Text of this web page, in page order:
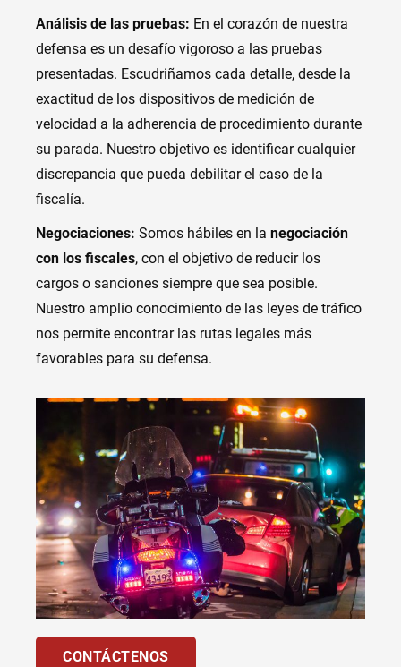
Análisis de las pruebas: En el corazón de nuestra
defensa es un desafío vigoroso a las pruebas
presentadas. Escudriñamos cada detalle, desde la
exactitud de los dispositivos de medición de
velocidad a la adherencia de procedimiento durante
su parada. Nuestro objetivo es identificar cualquier
discrepancia que pueda debilitar el caso de la
fiscalía.
Negociaciones: Somos hábiles en la negociación
con los fiscales, con el objetivo de reducir los
cargos o sanciones siempre que sea posible.
Nuestro amplio conocimiento de las leyes de tráfico
nos permite encontrar las rutas legales más
favorables para su defensa.
CONTÁCTENOS